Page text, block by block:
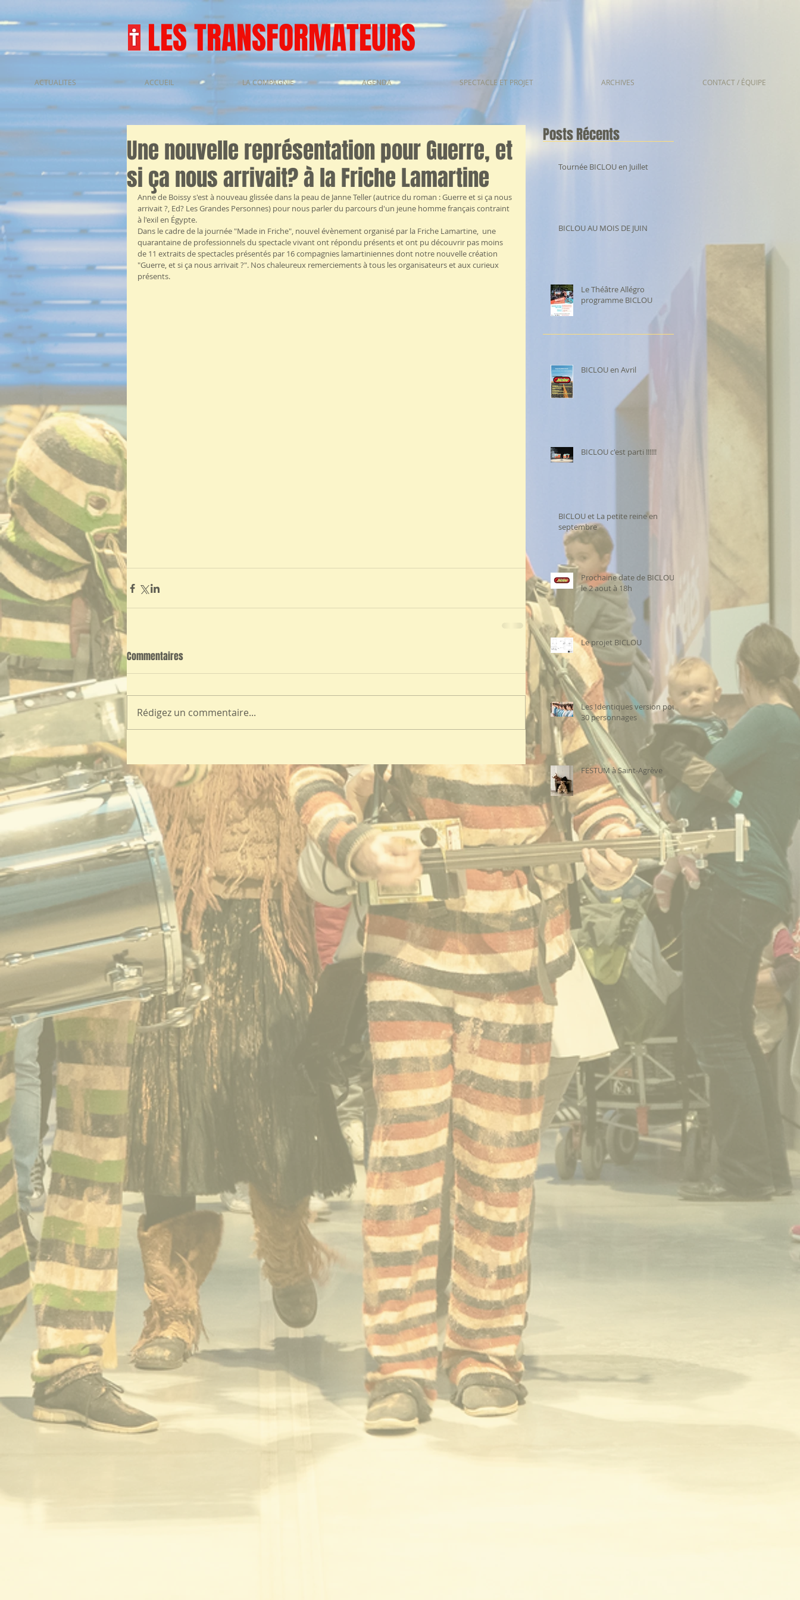
LES TRANSFORMATEURS
ACTUALITES ACCUEIL LA COMPAGNIE AGENDA SPECTACLE ET PROJET ARCHIVES CONTACT / ÉQUIPE
Une nouvelle représentation pour Guerre, et
si ça nous arrivait? à la Friche Lamartine
Anne de Boissy s'est à nouveau glissée dans la peau de Janne Teller (autrice du roman : Guerre et si ça nous
arrivait ?, Ed? Les Grandes Personnes) pour nous parler du parcours d'un jeune homme français contraint
à l'exil en Égypte.
Dans le cadre de la journée "Made in Friche", nouvel évènement organisé par la Friche Lamartine,  une
quarantaine de professionnels du spectacle vivant ont répondu présents et ont pu découvrir pas moins
de 11 extraits de spectacles présentés par 16 compagnies lamartiniennes dont notre nouvelle création
"Guerre, et si ça nous arrivait ?". Nos chaleureux remerciements à tous les organisateurs et aux curieux
présents.
Commentaires
Rédigez un commentaire...
Posts Récents
Tournée BICLOU en Juillet
BICLOU AU MOIS DE JUIN
Le Théâtre Allégro
programme BICLOU
BICLOU en Avril
BICLOU c'est parti !!!!!!
BICLOU et La petite reine en
septembre
Prochaine date de BICLOU
le 2 aout à 18h
Le projet BICLOU
Les Identiques version pour
30 personnages
FESTUM à Saint-Agrève